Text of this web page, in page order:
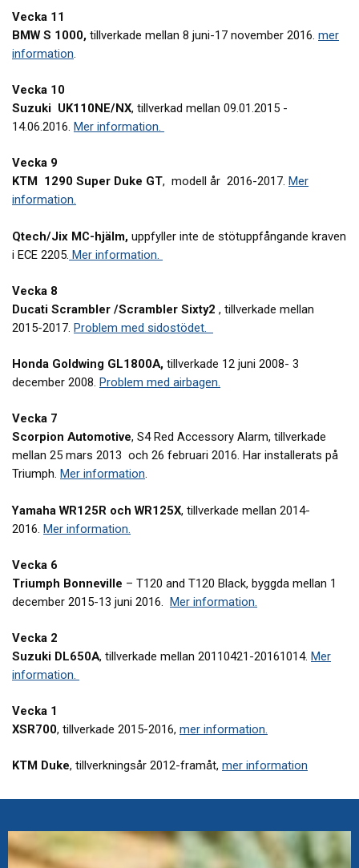
Vecka 11
BMW S 1000, tillverkade mellan 8 juni-17 november 2016. mer
information.
Vecka 10
Suzuki UK110NE/NX, tillverkad mellan 09.01.2015 -
14.06.2016. Mer information.
Vecka 9
KTM 1290 Super Duke GT, modell år 2016-2017. Mer
information.
Qtech/Jix MC-hjälm, uppfyller inte de stötuppfångande kraven
i ECE 2205. Mer information.
Vecka 8
Ducati Scrambler /Scrambler Sixty2 , tillverkade mellan
2015-2017. Problem med sidostödet.
Honda Goldwing GL1800A, tillverkade 12 juni 2008- 3
december 2008. Problem med airbagen.
Vecka 7
Scorpion Automotive, S4 Red Accessory Alarm, tillverkade
mellan 25 mars 2013 och 26 februari 2016. Har installerats på
Triumph. Mer information.
Yamaha WR125R och WR125X, tillverkade mellan 2014-
2016. Mer information.
Vecka 6
Triumph Bonneville – T120 and T120 Black, byggda mellan 1
december 2015-13 juni 2016. Mer information.
Vecka 2
Suzuki DL650A, tillverkade mellan 20110421-20161014. Mer
information.
Vecka 1
XSR700, tillverkade 2015-2016, mer information.
KTM Duke, tillverkningsår 2012-framåt, mer information